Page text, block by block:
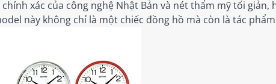
xác của công nghệ Nhật Bản và nét thẩm mỹ tối giản,
này không chỉ là một chiếc đồng hồ mà còn là tác